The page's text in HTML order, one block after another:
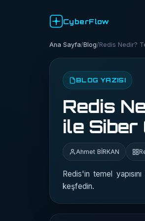
CyberFlow
Ana Sayfa/Blog/Redis Nedir?
BLOG YAZISI
Redis
ile Siber
Ahmet BİRKAN
Redis'in temel
keşfedin.